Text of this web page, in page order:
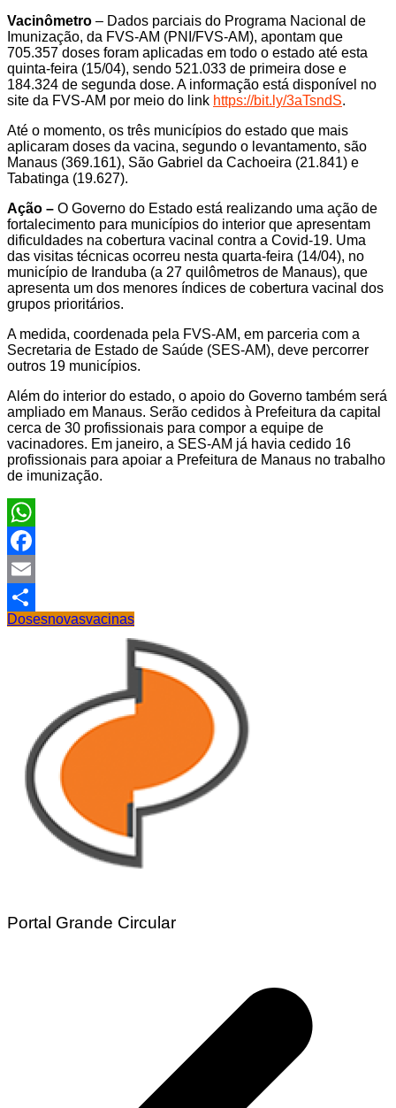
Vacinômetro – Dados parciais do Programa Nacional de
Imunização, da FVS-AM (PNI/FVS-AM), apontam que
705.357 doses foram aplicadas em todo o estado até esta
quinta-feira (15/04), sendo 521.033 de primeira dose e
184.324 de segunda dose. A informação está disponível no
site da FVS-AM por meio do link https://bit.ly/3aTsndS.
Até o momento, os três municípios do estado que mais
aplicaram doses da vacina, segundo o levantamento, são
Manaus (369.161), São Gabriel da Cachoeira (21.841) e
Tabatinga (19.627).
Ação – O Governo do Estado está realizando uma ação de
fortalecimento para municípios do interior que apresentam
dificuldades na cobertura vacinal contra a Covid-19. Uma
das visitas técnicas ocorreu nesta quarta-feira (14/04), no
município de Iranduba (a 27 quilômetros de Manaus), que
apresenta um dos menores índices de cobertura vacinal dos
grupos prioritários.
A medida, coordenada pela FVS-AM, em parceria com a
Secretaria de Estado de Saúde (SES-AM), deve percorrer
outros 19 municípios.
Além do interior do estado, o apoio do Governo também será
ampliado em Manaus. Serão cedidos à Prefeitura da capital
cerca de 30 profissionais para compor a equipe de
vacinadores. Em janeiro, a SES-AM já havia cedido 16
profissionais para apoiar a Prefeitura de Manaus no trabalho
de imunização.
WhatsApp
Facebook
Email
Share
Dosesnovasvacinas
Portal Grande Circular